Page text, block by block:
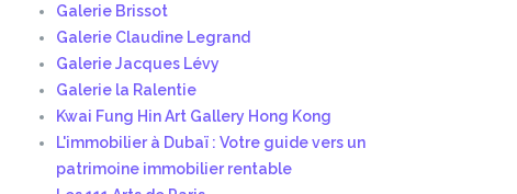
[VIDÉO] La Ralentie :
Galerie Brissot
Galerie Claudine Legrand
Galerie Jacques Lévy
Galerie la Ralentie
Kwai Fung Hin Art Gallery Hong Kong
L'immobilier à Dubaï : Votre guide vers un
patrimoine immobilier rentable